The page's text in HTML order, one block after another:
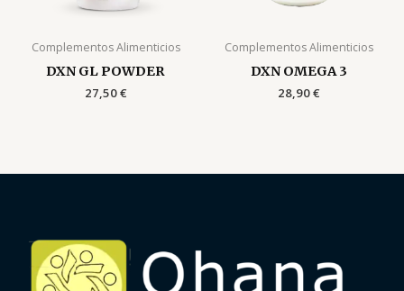
Complementos Alimenticios
DXN GL POWDER
27,50€
Complementos Alimenticios
DXN OMEGA 3
28,90€